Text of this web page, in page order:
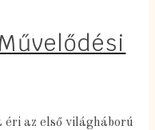
az első világháború